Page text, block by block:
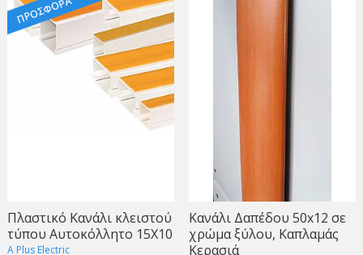
Πλαστικό Κανάλι κλειστού
τύπου Αυτοκόλλητο 15Χ10
A Plus Electric
Κανάλι Δαπέδου 50x12 σε
χρώμα ξύλου, Καπλαμάς
Κερασιά